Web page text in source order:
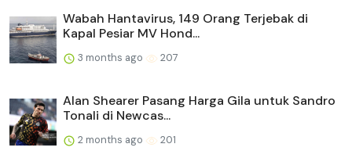
Wabah Hantavirus, 149 Orang Terjebak di
Kapal Pesiar MV Hond...
3 months ago 207
Alan Shearer Pasang Harga Gila untuk Sandro
Tonali di Newcas...
2 months ago 201